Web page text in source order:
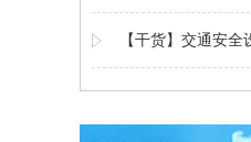
【干货】交通安全